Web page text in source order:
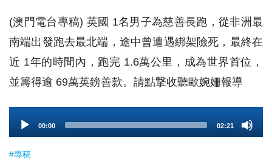
(澳門電台專稿) 英國 1名男子為慈善長跑，從非洲最
南端出發跑去最北端，途中曾遭遇綁架險死，最終在
近 1年的時間內，跑完 1.6萬公里，成為世界首位，
並籌得逾 69萬英鎊善款。請點撃收聽歐婉姍報導
Player
00:00 02:21
#專稿